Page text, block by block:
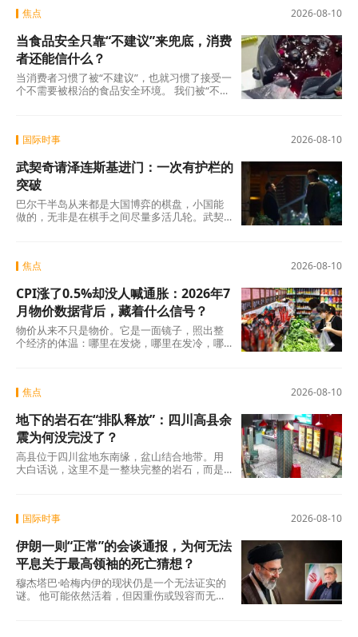
2026-08-10
焦点
当食品安全只靠“不建议”来兜底，消费
者还能信什么？
当消费者习惯了被“不建议”，也就习惯了接受一
个不需要被根治的食品安全环境。 我们被“不建
理问题，实际上什么都没解决。
2026-08-10
国际时事
武契奇请泽连斯基进门：一次有护栏的
突破
巴尔干半岛从来都是大国博弈的棋盘，小国能
做的，无非是在棋手之间尽量多活几轮。武契
2026-08-10
焦点
CPI涨了0.5%却没人喊通胀：2026年7
月物价数据背后，藏着什么信号？
物价从来不只是物价。它是一面镜子，照出整
个经济的体温：哪里在发烧，哪里在发冷，哪
在涨、猪价快到底了。这些零散的信号拼在一
2026-08-10
焦点
地下的岩石在“排队释放”：四川高县余
震为何没完没了？
高县位于四川盆地东南缘，盆山结合地带。用
大白话说，这里不是一整块完整的岩石，而是
的小断裂和裂隙。
2026-08-10
国际时事
伊朗一则“正常”的会谈通报，为何无法
平息关于最高领袖的死亡猜想？
穆杰塔巴·哈梅内伊的现状仍是一个无法证实的
谜。 他可能依然活着，但因重伤或毁容而无法